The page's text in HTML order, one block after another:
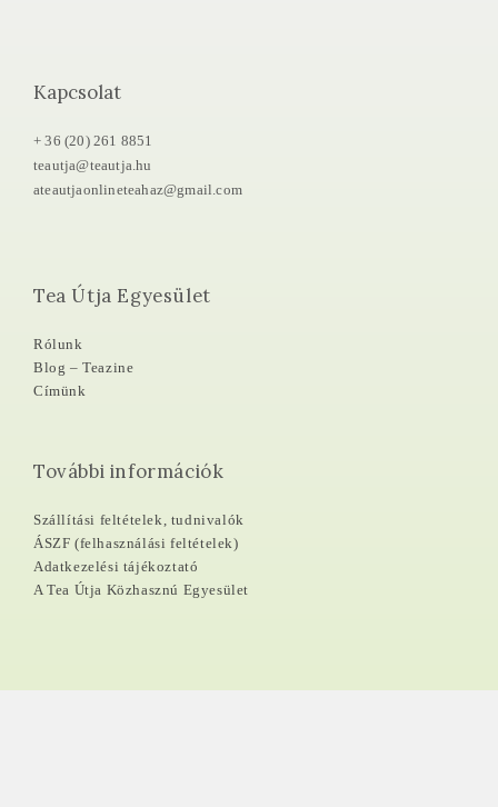
Kapcsolat
+ 36 (20) 261 8851
teautja@teautja.hu
ateautjaonlineteahaz@gmail.com
Tea Útja Egyesület
Rólunk
Blog – Teazine
Címünk
További információk
Szállítási feltételek, tudnivalók
ÁSZF (felhasználási feltételek)
Adatkezelési tájékoztató
A Tea Útja Közhasznú Egyesület